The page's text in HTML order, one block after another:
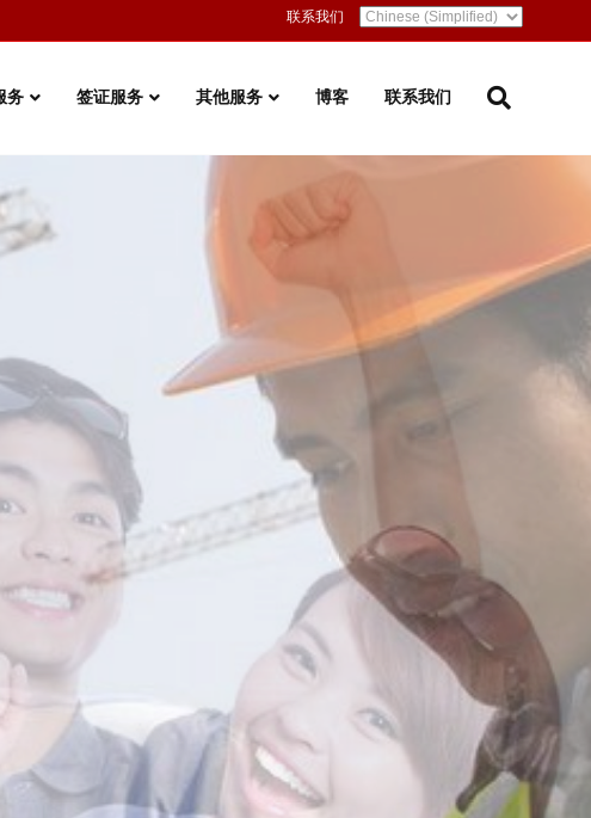
联系我们
务 签证服务 其他服务 博客 联系我们